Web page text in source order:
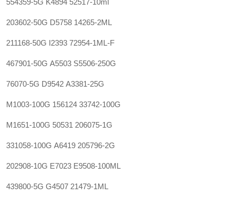
554359-5G K4894 52517-10ml
203602-50G D5758 14265-2ML
211168-50G I2393 72954-1ML-F
467901-50G A5503 S5506-250G
76070-5G D9542 A3381-25G
M1003-100G 156124 33742-100G
M1651-100G 50531 206075-1G
331058-100G A6419 205796-2G
202908-10G E7023 E9508-100ML
439800-5G G4507 21479-1ML